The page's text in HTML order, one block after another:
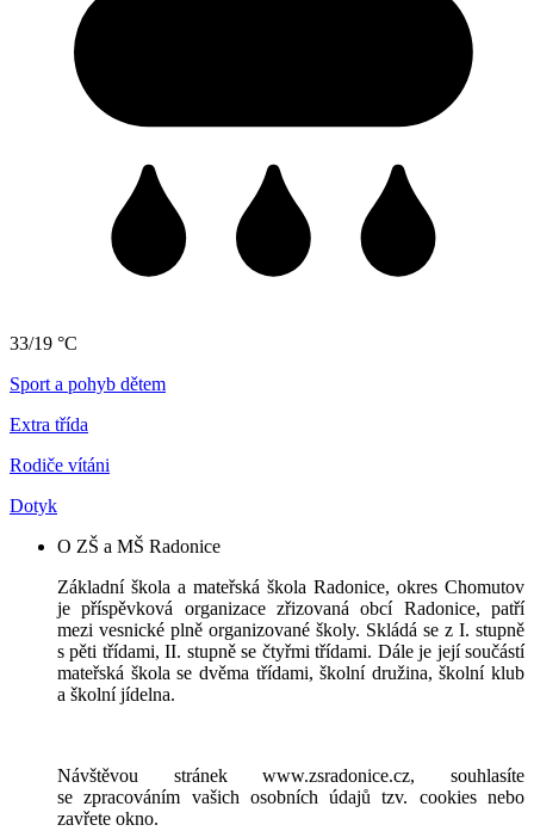
33/19 °C
Sport a pohyb dětem
Extra třída
Rodiče vítáni
Dotyk
O ZŠ a MŠ Radonice
Základní škola a mateřská škola Radonice, okres Chomutov
je příspěvková organizace zřizovaná obcí Radonice, patří
mezi vesnické plně organizované školy. Skládá se z I. stupně
s pěti třídami, II. stupně se čtyřmi třídami. Dále je její součástí
mateřská škola se dvěma třídami, školní družina, školní klub
a školní jídelna.
Návštěvou stránek www.zsradonice.cz, souhlasíte
se zpracováním vašich osobních údajů tzv. cookies nebo
zavřete okno.